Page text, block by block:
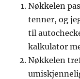
Nøkkelen
tenner, og
til
kalkulator
Nøkkelen